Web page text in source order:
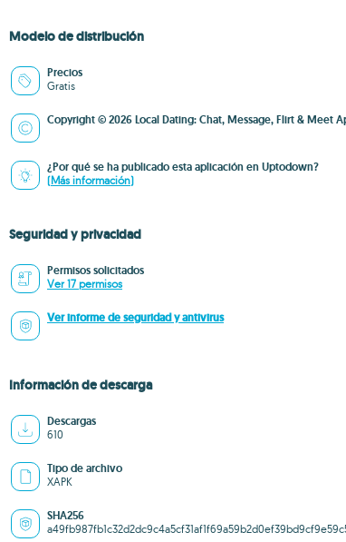
Modelo de distribución
Precios
Gratis
Copyright © 2026 Local Dating: Chat, Message, Flirt & Meet
¿Por qué se ha publicado esta aplicación en Uptodown?
(Más información)
Seguridad y privacidad
Permisos solicitados
Ver 17 permisos
Ver informe de seguridad y antivirus
Información de descarga
Descargas
610
Tipo de archivo
XAPK
SHA256